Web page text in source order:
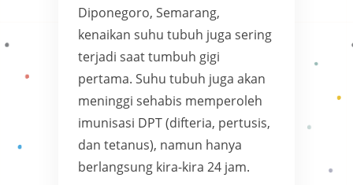
Diponegoro, Semarang,
kenaikan suhu tubuh juga sering
terjadi saat tumbuh gigi
pertama. Suhu tubuh juga akan
meninggi sehabis memperoleh
imunisasi DPT (difteria, pertusis,
dan tetanus), namun hanya
berlangsung kira-kira 24 jam.